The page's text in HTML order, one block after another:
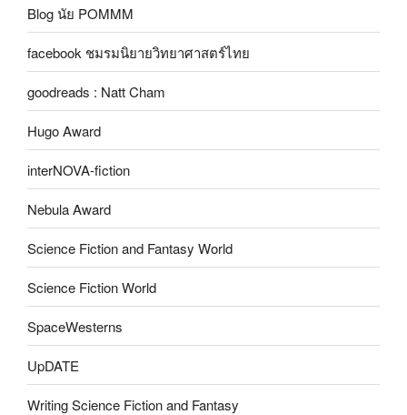
Blog นัย POMMM
facebook ชมรมนิยายวิทยาศาสตร์ไทย
goodreads : Natt Cham
Hugo Award
interNOVA-fiction
Nebula Award
Science Fiction and Fantasy World
Science Fiction World
SpaceWesterns
UpDATE
Writing Science Fiction and Fantasy